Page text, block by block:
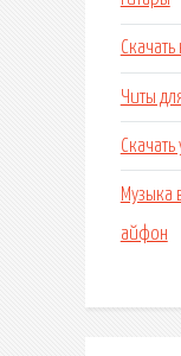
Читы
Скачать
Музыка
айфон